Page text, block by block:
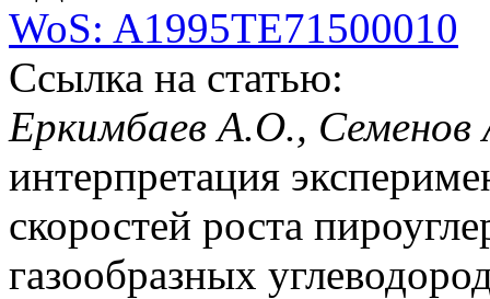
WoS: A1995TE71500010
Ссылка на статью:
Еркимбаев А.О.,
интерпретация
скоростей роста
газообразных